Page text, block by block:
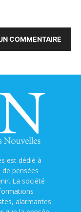
COMMENTAIRE
est dédié à
pensées
La société
alarmantes